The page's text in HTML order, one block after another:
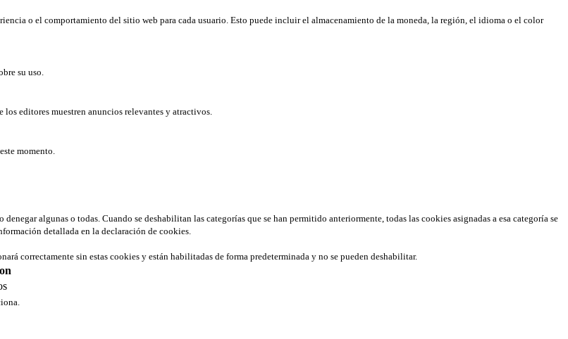
o el comportamiento del sitio web para cada usuario. Esto puede incluir el almacenamiento de la moneda, la región, el idioma o el color
su uso.
editores muestren anuncios relevantes y atractivos.
momento.
algunas o todas. Cuando se deshabilitan las categorías que se han permitido anteriormente, todas las cookies asignadas a esa categoría se
detallada en la declaración de cookies.
correctamente sin estas cookies y están habilitadas de forma predeterminada y no se pueden deshabilitar.